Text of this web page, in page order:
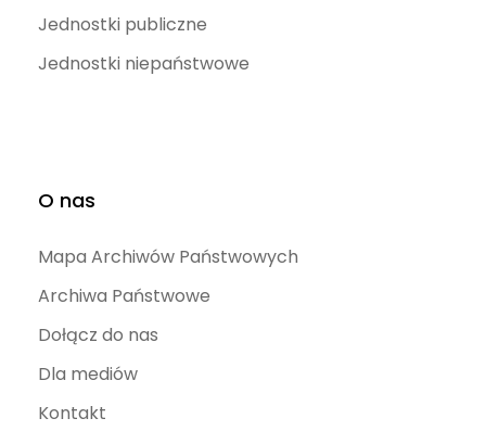
Jednostki publiczne
Jednostki niepaństwowe
O nas
Mapa Archiwów Państwowych
Archiwa Państwowe
Dołącz do nas
Dla mediów
Kontakt